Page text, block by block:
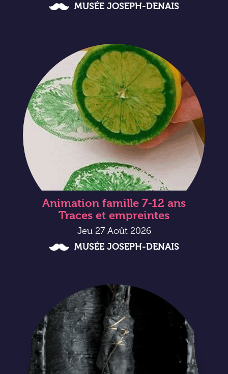
MUSÉE JOSEPH-DENAIS
Animation famille 7-12 ans
Traces et empreintes
Jeu 27 Août 2026
MUSÉE JOSEPH-DENAIS